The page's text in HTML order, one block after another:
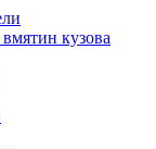
кузова